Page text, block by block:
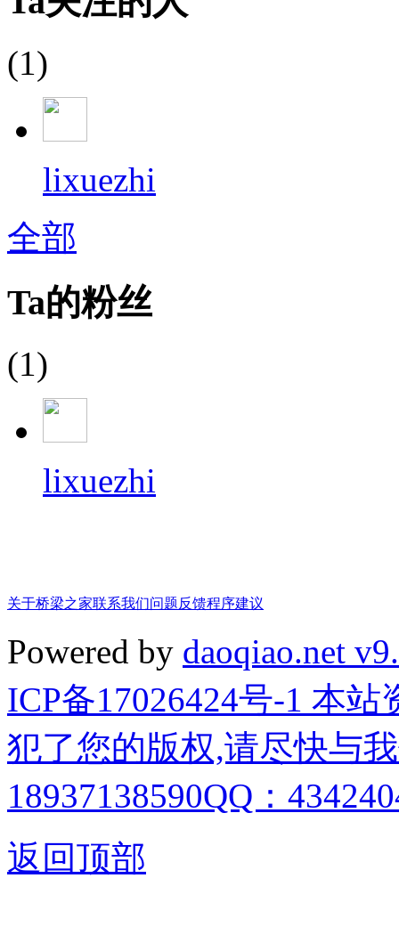
(1)
lixuezhi
全部
Ta的粉丝
(1)
lixuezhi
关于桥梁之家联系我们问题反馈程序建议
Powered by daoqiao.net
ICP备17026424号-1 本
犯了您的版权,请尽快与
18937138590QQ：
返回顶部